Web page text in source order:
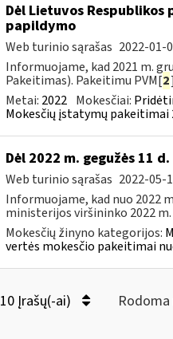
Dėl Lietuvos
papildymo
Web turinio sąrašas 2022-01-
Informuojame, kad 2021 m.
Pakeitimas). Pakeitimu PVM[2
Metai: 2022 Mokesčiai:
Mokesčių įstatymų pakeitimai
Dėl 2022 m. gegužės 11
Web turinio sąrašas 2022-05-
Informuojame, kad nuo 2022
ministerijos viršininko 2022 m.
Mokesčių žinyno kategorijos:
vertės mokesčio pakeitimai
10 Įrašų(-ai) Rodoma